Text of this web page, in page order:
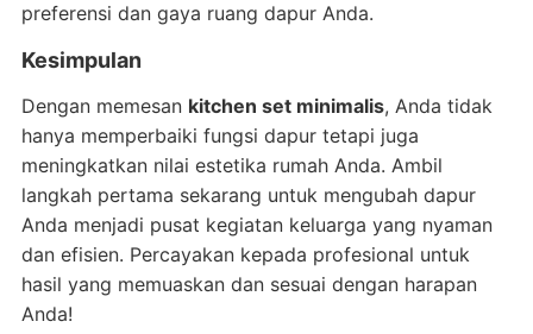
preferensi dan gaya ruang dapur Anda.
Kesimpulan
Dengan memesan kitchen set minimalis, Anda tidak
hanya memperbaiki fungsi dapur tetapi juga
meningkatkan nilai estetika rumah Anda. Ambil
langkah pertama sekarang untuk mengubah dapur
Anda menjadi pusat kegiatan keluarga yang nyaman
dan efisien. Percayakan kepada profesional untuk
hasil yang memuaskan dan sesuai dengan harapan
Anda!